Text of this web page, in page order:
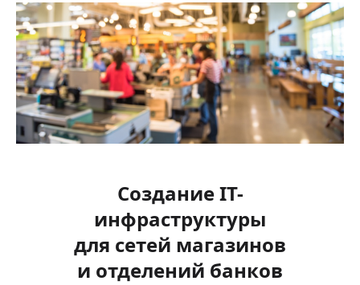
Создание IТ-
инфраструктуры
для сетей магазинов
и отделений банков